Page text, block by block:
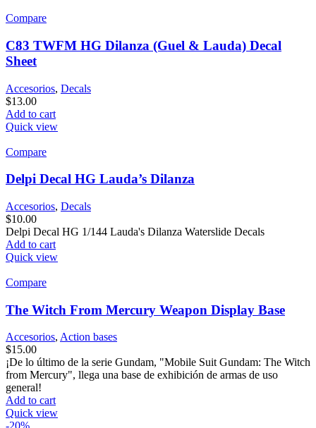
Compare
C83 TWFM HG Dilanza (Guel & Lauda) Decal
Sheet
Accesorios, Decals
$13.00
Add to cart
Quick view
Compare
Delpi Decal HG Lauda’s Dilanza
Accesorios, Decals
$10.00
Delpi Decal HG 1/144 Lauda's Dilanza Waterslide Decals
Add to cart
Quick view
Compare
The Witch From Mercury Weapon Display Base
Accesorios, Action bases
$15.00
¡De lo último de la serie Gundam, "Mobile Suit Gundam: The Witch
from Mercury", llega una base de exhibición de armas de uso
general!
Add to cart
Quick view